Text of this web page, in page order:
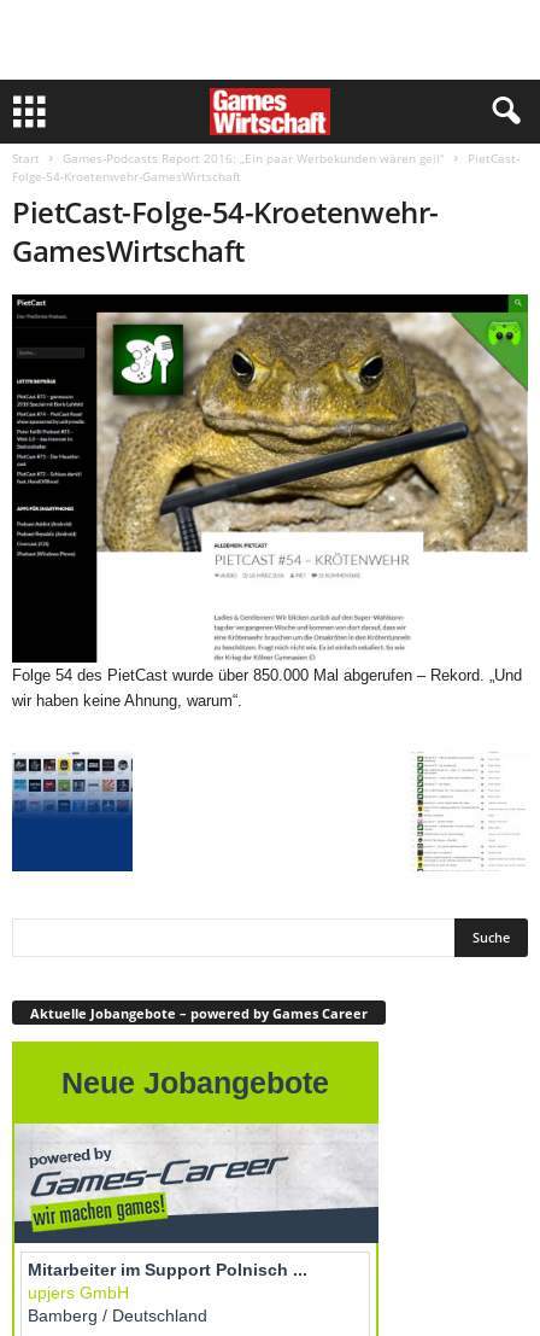
Start Games-Podcasts Report 2016: „Ein paar Werbekunden wären geil“
PietCast-
Folge-54-Kroetenwehr-GamesWirtschaft
PietCast-Folge-54-Kroetenwehr-
GamesWirtschaft
Folge 54 des PietCast wurde über 850.000 Mal abgerufen – Rekord. „Und
wir haben keine Ahnung, warum“.
Aktuelle Jobangebote – powered by Games Career